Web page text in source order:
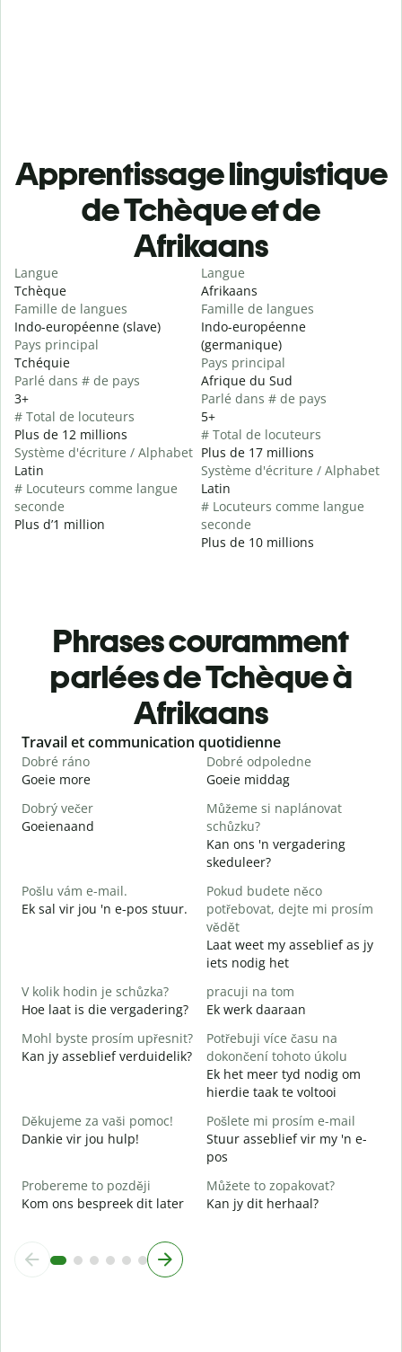
Apprentissage linguistique
de Tchèque et de
Afrikaans
Langue
Tchèque
Famille de langues
Indo-européenne (slave)
Pays principal
Tchéquie
Parlé dans # de pays
3+
# Total de locuteurs
Plus de 12 millions
Système d'écriture / Alphabet
Latin
# Locuteurs comme langue
seconde
Plus d’1 million
Langue
Afrikaans
Famille de langues
Indo-européenne
(germanique)
Pays principal
Afrique du Sud
Parlé dans # de pays
5+
# Total de locuteurs
Plus de 17 millions
Système d'écriture / Alphabet
Latin
# Locuteurs comme langue
seconde
Plus de 10 millions
Phrases couramment
parlées de Tchèque à
Afrikaans
Slide 1 of 6
Travail et communication quotidienne
Dobré ráno
Goeie more
Dobré odpoledne
Goeie middag
Dobrý večer
Goeienaand
Můžeme si naplánovat
schůzku?
Kan ons 'n vergadering
skeduleer?
Pošlu vám e-mail.
Ek sal vir jou 'n e-pos stuur.
Pokud budete něco
potřebovat, dejte mi prosím
vědět
Laat weet my asseblief as jy
iets nodig het
V kolik hodin je schůzka?
Hoe laat is die vergadering?
pracuji na tom
Ek werk daaraan
Mohl byste prosím upřesnit?
Kan jy asseblief verduidelik?
Potřebuji více času na
dokončení tohoto úkolu
Ek het meer tyd nodig om
hierdie taak te voltooi
Děkujeme za vaši pomoc!
Dankie vir jou hulp!
Pošlete mi prosím e-mail
Stuur asseblief vir my 'n e-
pos
Probereme to později
Kom ons bespreek dit later
Můžete to zopakovat?
Kan jy dit herhaal?